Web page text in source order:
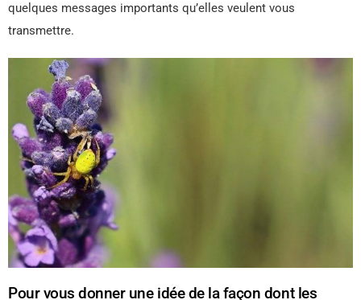
quelques messages importants qu’elles veulent vous
transmettre.
Pour vous donner une idée de la façon dont les